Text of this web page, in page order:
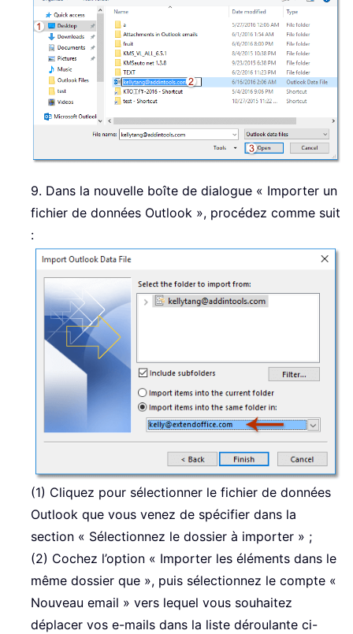
9. Dans la nouvelle boîte de dialogue « Importer un
fichier de données Outlook », procédez comme suit
:
(1) Cliquez pour sélectionner le fichier de données
Outlook que vous venez de spécifier dans la
section « Sélectionnez le dossier à importer » ;
(2) Cochez l’option « Importer les éléments dans le
même dossier que », puis sélectionnez le compte «
Nouveau email » vers lequel vous souhaitez
déplacer vos e-mails dans la liste déroulante ci-